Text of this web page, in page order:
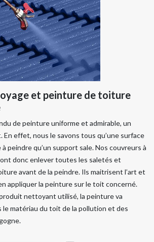
et peinture de toiture
de peinture uniforme et admirable, un
effet, nous le savons tous qu’une surface
peindre qu’un support sale. Nos couvreurs à
donc enlever toutes les saletés et
avant de la peindre. Ils maitrisent l’art et
appliquer la peinture sur le toit concerné.
nettoyant utilisé, la peinture va
matériau du toit de la pollution et des